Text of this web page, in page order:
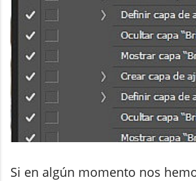
Si en algún momento nos